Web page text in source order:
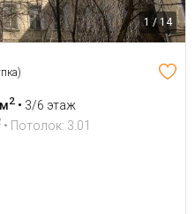
1 / 14
2 • 3/6 этаж
• Потолок: 3.01